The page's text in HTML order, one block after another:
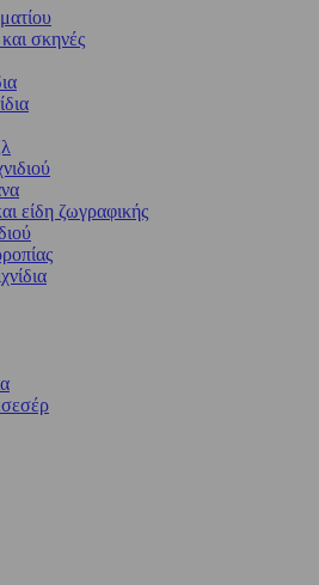
σκηνές
είδη ζωγραφικής